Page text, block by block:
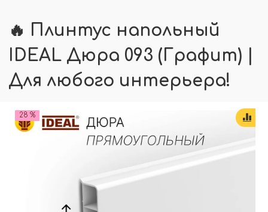
🔥 Плинтус напольный
IDEAL Дюра 093 (Графит) |
Для любого интерьера!
28 %